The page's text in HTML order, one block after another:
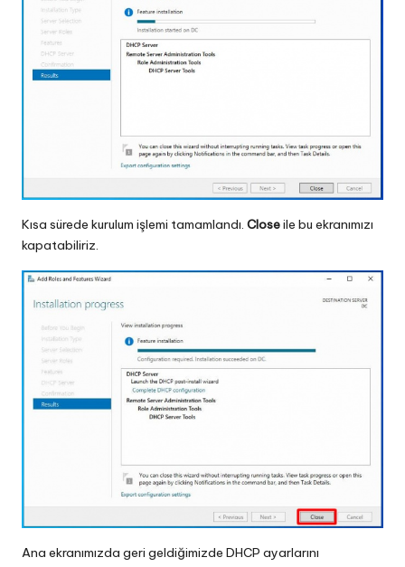
Kısa sürede kurulum işlemi tamamlandı. Closeile bu ekranımızı
kapatabiliriz.
Ana ekranımızda geri geldiğimizde DHCP ayarlarını